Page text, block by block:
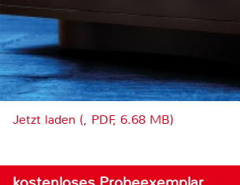
Jetzt laden (, PDF, 6.68 MB)